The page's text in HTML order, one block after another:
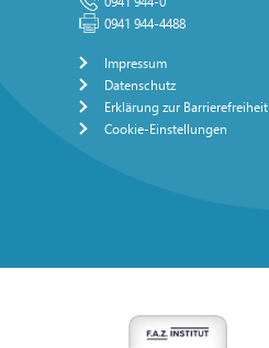
0941 944-4488
Impressum
Datenschutz
Erklärung zur Barrierefreiheit
Cookie-Einstellungen